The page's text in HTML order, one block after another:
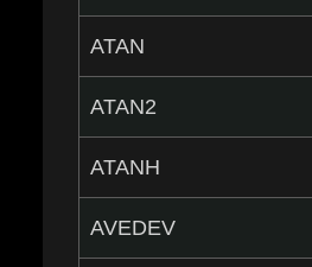
ATAN
ATAN2
ATANH
AVEDEV